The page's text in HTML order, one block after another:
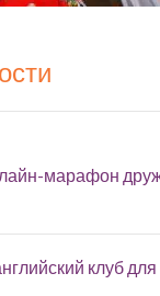
марафон
клуб